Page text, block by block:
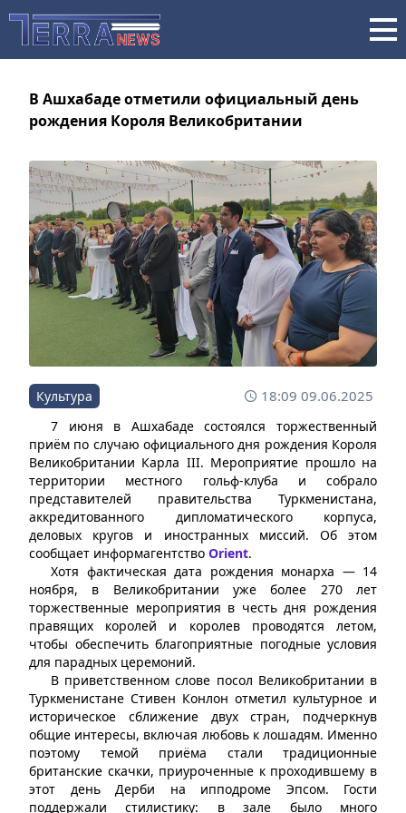
В Ашхабаде отметили официальный день
рождения Короля Великобритании
Культура 18:09 09.06.2025
7 июня в Ашхабаде состоялся торжественный
приём по случаю официального дня рождения Короля
Великобритании Карла III. Мероприятие прошло на
территории местного гольф-клуба и собрало
представителей правительства Туркменистана,
аккредитованного дипломатического корпуса,
деловых кругов и иностранных миссий. Об этом
сообщает информагентство Orient.
Хотя фактическая дата рождения монарха — 14
ноября, в Великобритании уже более 270 лет
торжественные мероприятия в честь дня рождения
правящих королей и королев проводятся летом,
чтобы обеспечить благоприятные погодные условия
для парадных церемоний.
В приветственном слове посол Великобритании в
Туркменистане Стивен Конлон отметил культурное и
историческое сближение двух стран, подчеркнув
общие интересы, включая любовь к лошадям. Именно
поэтому темой приёма стали традиционные
британские скачки, приуроченные к проходившему в
этот день Дерби на ипподроме Эпсом. Гости
поддержали стилистику: в зале было много